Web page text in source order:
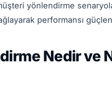
yönlendirme
performansı
Nedir ve